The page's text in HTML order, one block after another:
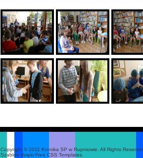
Copyright © 2011 Kronika SP w Rupniowie. All Rights
Szablon dzięki Free CSS Templates.